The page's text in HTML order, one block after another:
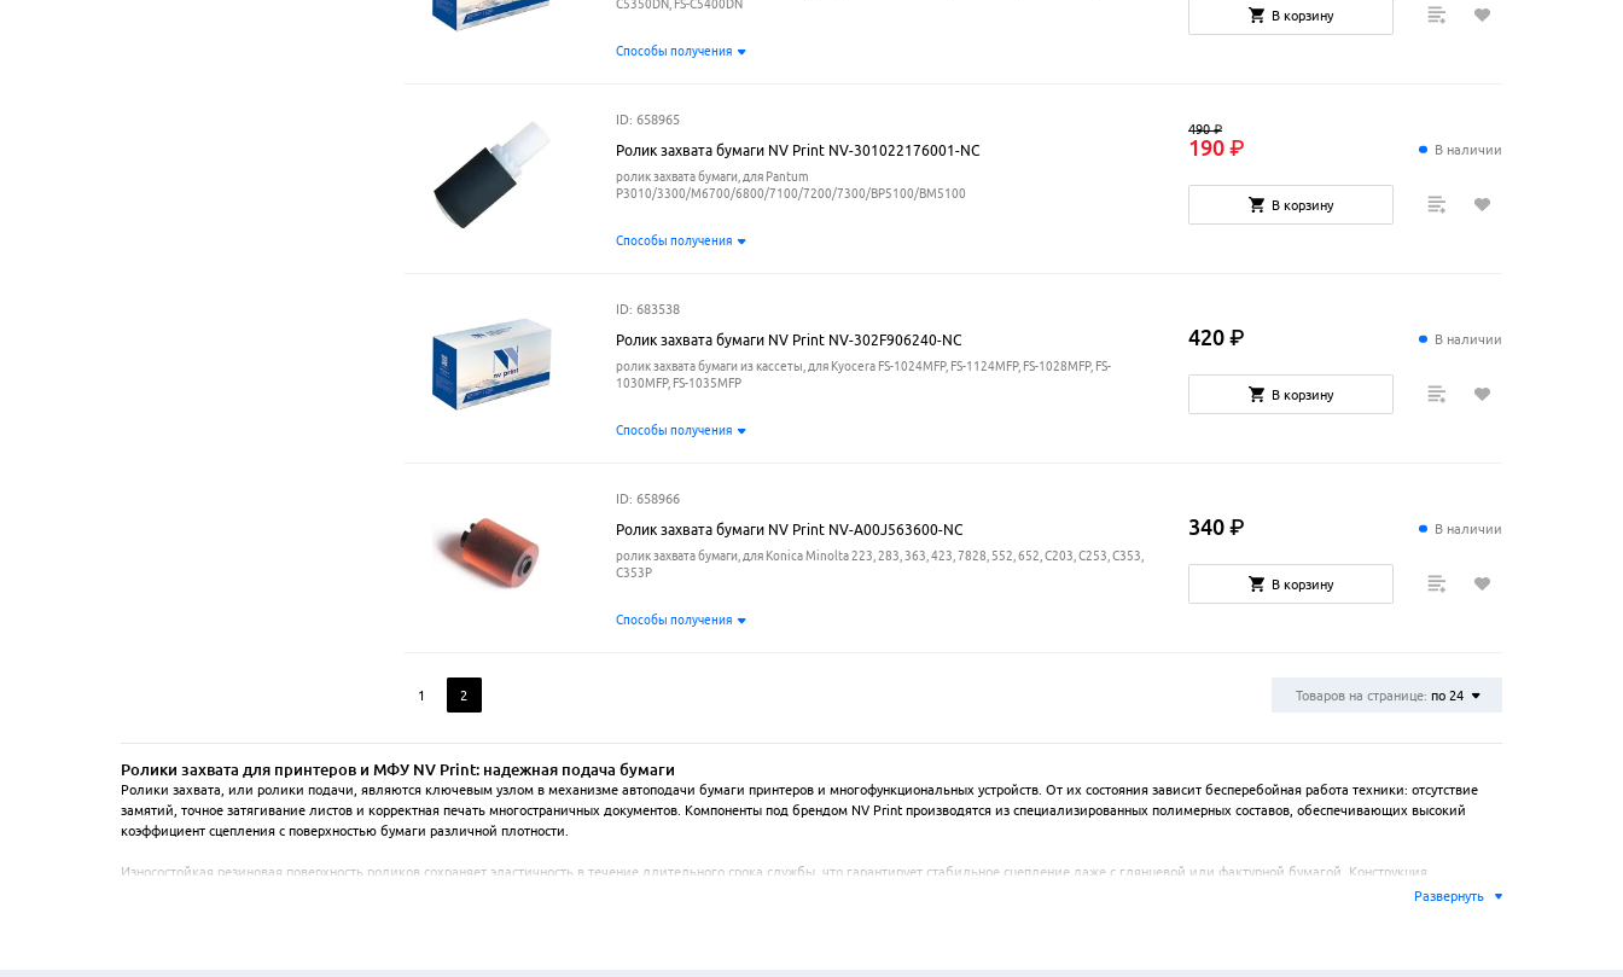
C5350DN, FS-C5400DN
Способы получения
В корзину
ID: 658965
Ролик захвата бумаги NV Print NV-301022176001-NC
ролик захвата бумаги, для Pantum
P3010/3300/M6700/6800/7100/7200/7300/BP5100/BM5100
Способы получения
В наличии
490 ₽
190 ₽
В корзину
ID: 683538
Ролик захвата бумаги NV Print NV-302F906240-NC
ролик захвата бумаги из кассеты, для Kyocera FS-1024MFP, FS-1124MFP, FS-1028MFP, FS-
1030MFP, FS-1035MFP
Способы получения
В наличии
420 ₽
В корзину
ID: 658966
Ролик захвата бумаги NV Print NV-A00J563600-NC
ролик захвата бумаги, для Konica Minolta 223, 283, 363, 423, 7828, 552, 652, C203, C253, C353,
C353P
Способы получения
В наличии
340 ₽
В корзину
1 2 Товаров на странице: по 24
Ролики захвата для принтеров и МФУ NV Print: надежная подача бумаги
Ролики захвата, или ролики подачи, являются ключевым узлом в механизме автоподачи бумаги принтеров и многофункциональных устройств. От их состояния зависит бесперебойная работа техники: отсутствие
замятий, точное затягивание листов и корректная печать многостраничных документов. Компоненты под брендом NV Print производятся из специализированных полимерных составов, обеспечивающих высокий
коэффициент сцепления с поверхностью бумаги различной плотности.
Износостойкая резиновая поверхность роликов сохраняет эластичность в течение длительного срока службы, что гарантирует стабильное сцепление даже с глянцевой или фактурной бумагой. Конструкция
предусматривает точное соответствие оригинальным деталям по размерам и посадочным местам. Такая совместимость позволяет проводить замену в широком спектре моделей струйных и лазерных устройств от
Развернуть